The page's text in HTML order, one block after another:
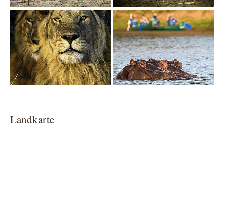
Show larger version Show larger version
Landkarte